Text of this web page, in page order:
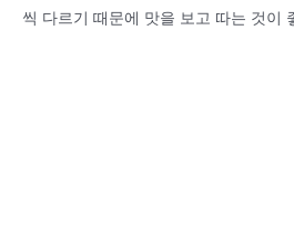
씩 다르기 때문에 맛을 보고 따는 것이